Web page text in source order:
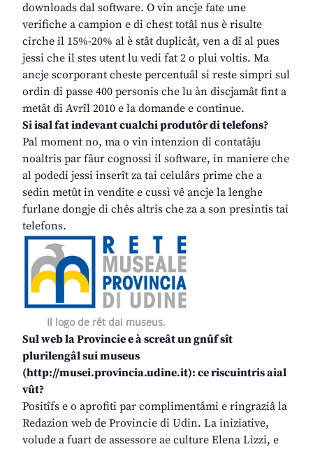
downloads dal software. O vin ancje fate une
verifiche a campion e di chest totâl nus è risulte
cirche il 15%-20% al è stât duplicât, ven a dî al pues
jessi che il stes utent lu vedi fat 2 o plui voltis. Ma
ancje scorporant cheste percentuâl si reste simpri sul
ordin di passe 400 personis che lu àn discjamât fint a
metât di Avrîl 2010 e la domande e continue.
Si isal fat indevant cualchi produtôr di telefons?
Pal moment no, ma o vin intenzion di contatâju
noaltris par fâur cognossi il software, in maniere che
al podedi jessi inserît za tai celulârs prime che a
sedin metût in vendite e cussì vê ancje la lenghe
furlane dongje di chês altris che za a son presintis tai
telefons.
Il logo de rêt dai museus.
Sul web la Provincie e à screât un gnûf sît
plurilengâl sui museus
(http://musei.provincia.udine.it): ce riscuintris aial
vût?
Positîfs e o aprofiti par complimentâmi e ringraziâ la
Redazion web de Provincie di Udin. La iniziative,
volude a fuart de assessore ae culture Elena Lizzi, e